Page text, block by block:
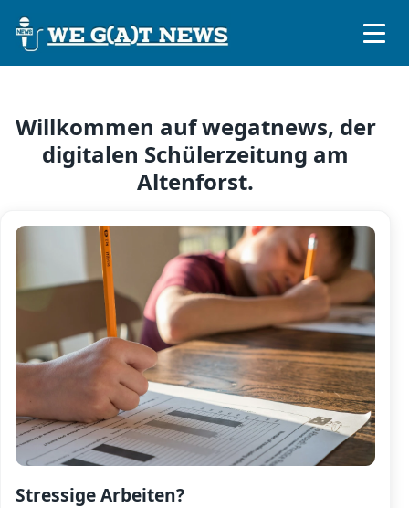
Willkommen auf wegatnews, der
digitalen Schülerzeitung am
Altenforst.
Stressige Arbeiten?